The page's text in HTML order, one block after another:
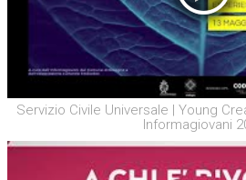
Servizio Civile Universale | Young
Informagiovani